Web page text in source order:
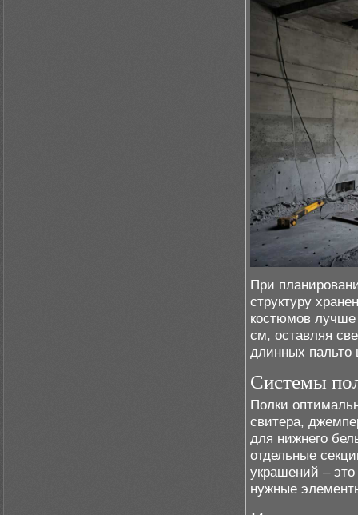
При
структуру
костюмов лучше
см, оставляя
длинных пальто
Системы
Полки
свитера,
для нижнего
отдельные
украшений – это
нужные